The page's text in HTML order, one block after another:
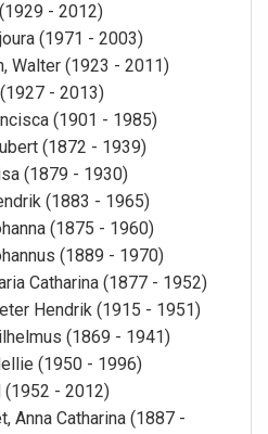
- 2012)
(1971 - 2003)
Walter (1923 - 2011)
- 2013)
(1901 - 1985)
(1872 - 1939)
(1879 - 1930)
(1883 - 1965)
(1875 - 1960)
(1889 - 1970)
Catharina (1877 - 1952)
Hendrik (1915 - 1951)
(1869 - 1941)
(1950 - 1996)
(1952 - 2012)
Anna Catharina (1887 -